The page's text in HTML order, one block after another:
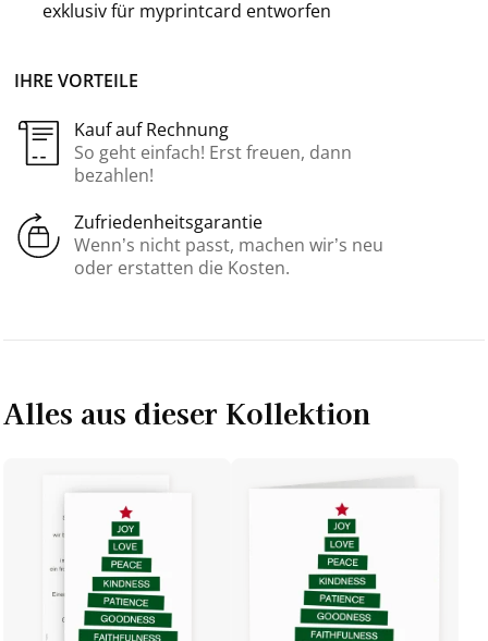
IHRE VORTEILE
Kauf auf Rechnung
So geht einfach! Erst freuen, dann
bezahlen!
Zufriedenheitsgarantie
Wenn’s nicht passt, machen wir’s neu
oder erstatten die Kosten.
exklusiv für myprintcard entworfen
Alles aus dieser Kollektion